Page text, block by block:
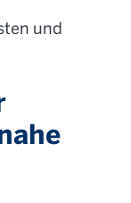
und